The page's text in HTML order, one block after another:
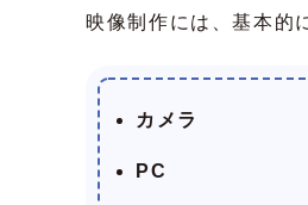
映像制作には、基本的
カメラ
PC